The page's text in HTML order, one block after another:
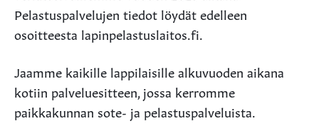
Pelastuspalvelujen tiedot löydät edelleen
osoitteesta lapinpelastuslaitos.fi.
Jaamme kaikille lappilaisille alkuvuoden aikana
kotiin palveluesitteen, jossa kerromme
paikkakunnan sote- ja pelastuspalveluista.